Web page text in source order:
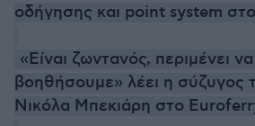
οδήγησης και point system
«Είναι ζωντανός, περιμένει
βοηθήσουμε» λέει η σύζυγος
Νικόλα Μπεκιάρη στο